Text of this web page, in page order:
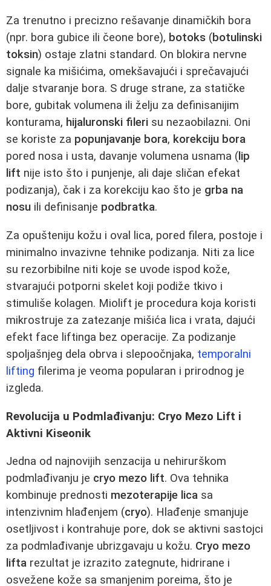
Za trenutno i precizno rešavanje dinamičkih bora
(npr. bora gubice ili čeone bore), botoks (botulinski
toksin) ostaje zlatni standard. On blokira nervne
signale ka mišićima, omekšavajući i sprečavajući
dalje stvaranje bora. S druge strane, za statičke
bore, gubitak volumena ili želju za definisanijim
konturama, hijaluronski fileri su nezaobilazni. Oni
se koriste za popunjavanje bora, korekciju bora
pored nosa i usta, davanje volumena usnama ( lip
lift nije isto što i punjenje, ali daje sličan efekat
podizanja), čak i za korekciju kao što je grba na
nosu ili definisanje podbratka.
Za opušteniju kožu i oval lica, pored filera, postoje i
minimalno invazivne tehnike podizanja. Niti za lice
su rezorbibilne niti koje se uvode ispod kože,
stvarajući potporni skelet koji podiže tkivo i
stimuliše kolagen. Miolift je procedura koja koristi
mikrostruje za zatezanje mišića lica i vrata, dajući
efekt face liftinga bez operacije. Za podizanje
spoljašnjeg dela obrva i slepoočnjaka, temporalni
lifting filerima je veoma popularan i prirodnog je
izgleda.
Revolucija u Podmlađivanju: Cryo Mezo Lift i
Aktivni Kiseonik
Jedna od najnovijih senzacija u nehirurškom
podmlađivanju je cryo mezo lift. Ova tehnika
kombinuje prednosti mezoterapije lica sa
intenzivnim hlađenjem (cryo). Hlađenje smanjuje
osetljivost i kontrahuje pore, dok se aktivni sastojci
za podmlađivanje ubrizgavaju u kožu. Cryo mezo
lifta rezultat je izrazito zategnute, hidrirane i
osvežene kože sa smanjenim poreima, što je